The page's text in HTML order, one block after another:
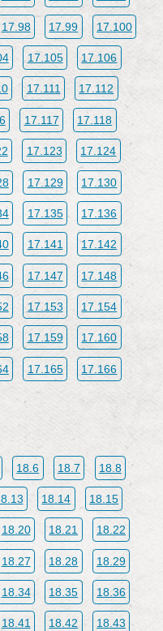
17.98 17.99 17.100
17.105 17.106
17.111 17.112
17.117 17.118
17.123 17.124
17.129 17.130
17.135 17.136
17.141 17.142
17.147 17.148
17.153 17.154
17.159 17.160
17.165 17.166
18.6 18.7 18.8
18.14 18.15
18.20 18.21 18.22
18.27 18.28 18.29
18.34 18.35 18.36
18.41 18.42 18.43